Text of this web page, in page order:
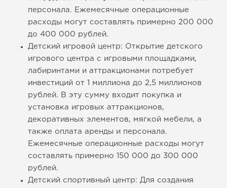
персонала. Ежемесячные операционные
расходы могут составлять примерно 200 000
до 400 000 рублей.
Детский игровой центр: Открытие детского
игрового центра с игровыми площадками,
лабиринтами и аттракционами потребует
инвестиций от 1 миллиона до 2,5 миллионов
рублей. В эту сумму входит покупка и
установка игровых аттракционов,
декоративных элементов, мягкой мебели, а
также оплата аренды и персонала.
Ежемесячные операционные расходы могут
составлять примерно 150 000 до 300 000
рублей.
Детский спортивный центр: Для создания